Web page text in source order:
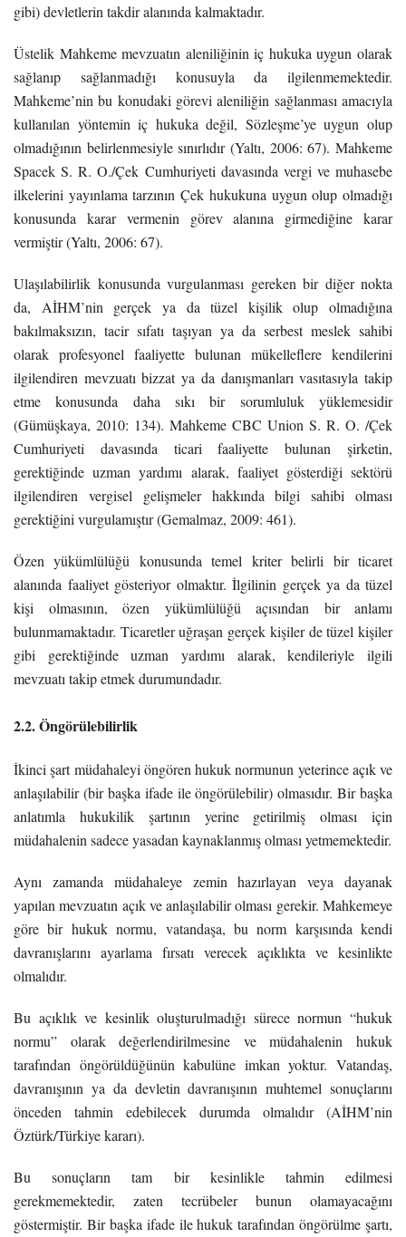
gibi) devletlerin takdir alanında kalmaktadır.
Üstelik Mahkeme mevzuatın aleniliğinin iç hukuka uygun olarak
sağlanıp sağlanmadığı konusuyla da ilgilenmemektedir.
Mahkeme’nin bu konudaki görevi aleniliğin sağlanması amacıyla
kullanılan yöntemin iç hukuka değil, Sözleşme’ye uygun olup
olmadığının belirlenmesiyle sınırlıdır (Yaltı, 2006: 67). Mahkeme
Spacek S. R. O./Çek Cumhuriyeti davasında vergi ve muhasebe
ilkelerini yayınlama tarzının Çek hukukuna uygun olup olmadığı
konusunda karar vermenin görev alanına girmediğine karar
vermiştir (Yaltı, 2006: 67).
Ulaşılabilirlik konusunda vurgulanması gereken bir diğer nokta
da, AİHM’nin gerçek ya da tüzel kişilik olup olmadığına
bakılmaksızın, tacir sıfatı taşıyan ya da serbest meslek sahibi
olarak profesyonel faaliyette bulunan mükelleflere kendilerini
ilgilendiren mevzuatı bizzat ya da danışmanları vasıtasıyla takip
etme konusunda daha sıkı bir sorumluluk yüklemesidir
(Gümüşkaya, 2010: 134). Mahkeme CBC Union S. R. O. /Çek
Cumhuriyeti davasında ticari faaliyette bulunan şirketin,
gerektiğinde uzman yardımı alarak, faaliyet gösterdiği sektörü
ilgilendiren vergisel gelişmeler hakkında bilgi sahibi olması
gerektiğini vurgulamıştır (Gemalmaz, 2009: 461).
Özen yükümlülüğü konusunda temel kriter belirli bir ticaret
alanında faaliyet gösteriyor olmaktır. İlgilinin gerçek ya da tüzel
kişi olmasının, özen yükümlülüğü açısından bir anlamı
bulunmamaktadır. Ticaretler uğraşan gerçek kişiler de tüzel kişiler
gibi gerektiğinde uzman yardımı alarak, kendileriyle ilgili
mevzuatı takip etmek durumundadır.
2.2. Öngörülebilirlik
İkinci şart müdahaleyi öngören hukuk normunun yeterince açık ve
anlaşılabilir (bir başka ifade ile öngörülebilir) olmasıdır. Bir başka
anlatımla hukukilik şartının yerine getirilmiş olması için
müdahalenin sadece yasadan kaynaklanmış olması yetmemektedir.
Aynı zamanda müdahaleye zemin hazırlayan veya dayanak
yapılan mevzuatın açık ve anlaşılabilir olması gerekir. Mahkemeye
göre bir hukuk normu, vatandaşa, bu norm karşısında kendi
davranışlarını ayarlama fırsatı verecek açıklıkta ve kesinlikte
olmalıdır.
Bu açıklık ve kesinlik oluşturulmadığı sürece normun “hukuk
normu” olarak değerlendirilmesine ve müdahalenin hukuk
tarafından öngörüldüğünün kabulüne imkan yoktur. Vatandaş,
davranışının ya da devletin davranışının muhtemel sonuçlarını
önceden tahmin edebilecek durumda olmalıdır (AİHM’nin
Öztürk/Türkiye kararı).
Bu sonuçların tam bir kesinlikle tahmin edilmesi
gerekmemektedir, zaten tecrübeler bunun olamayacağını
göstermiştir. Bir başka ifade ile hukuk tarafından öngörülme şartı,